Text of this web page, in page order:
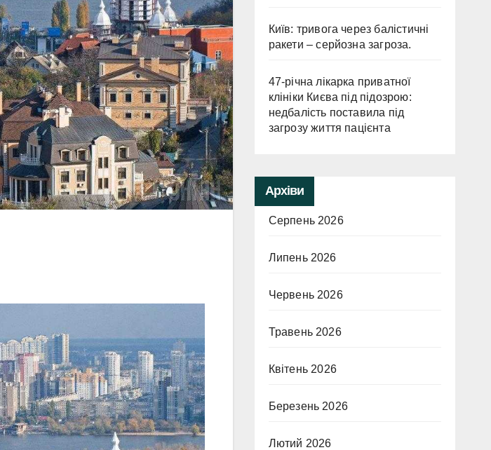
Київ: тривога через балістичні
ракети – серйозна загроза.
47-річна лікарка приватної
клініки Києва під підозрою:
недбалість поставила під
загрозу життя пацієнта
Архіви
Серпень 2026
Липень 2026
Червень 2026
Травень 2026
Квітень 2026
Березень 2026
Лютий 2026